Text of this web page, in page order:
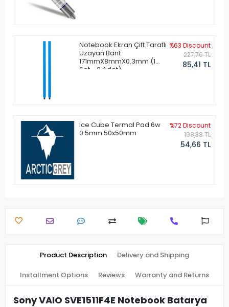
Notebook Ekran Çift Taraflı
Uzayan Bant
171mmX8mmX0.3mm (1
Set - 2 Adet)
%63 Discount
227,76 TL
85,41 TL
Ice Cube Termal Pad 6w
0.5mm 50x50mm
%72 Discount
198,38 TL
54,66 TL
Product Description Delivery and Shipping
Installment Options Reviews Warranty and Returns
Sony VAIO SVE1511F4E Notebook Batarya